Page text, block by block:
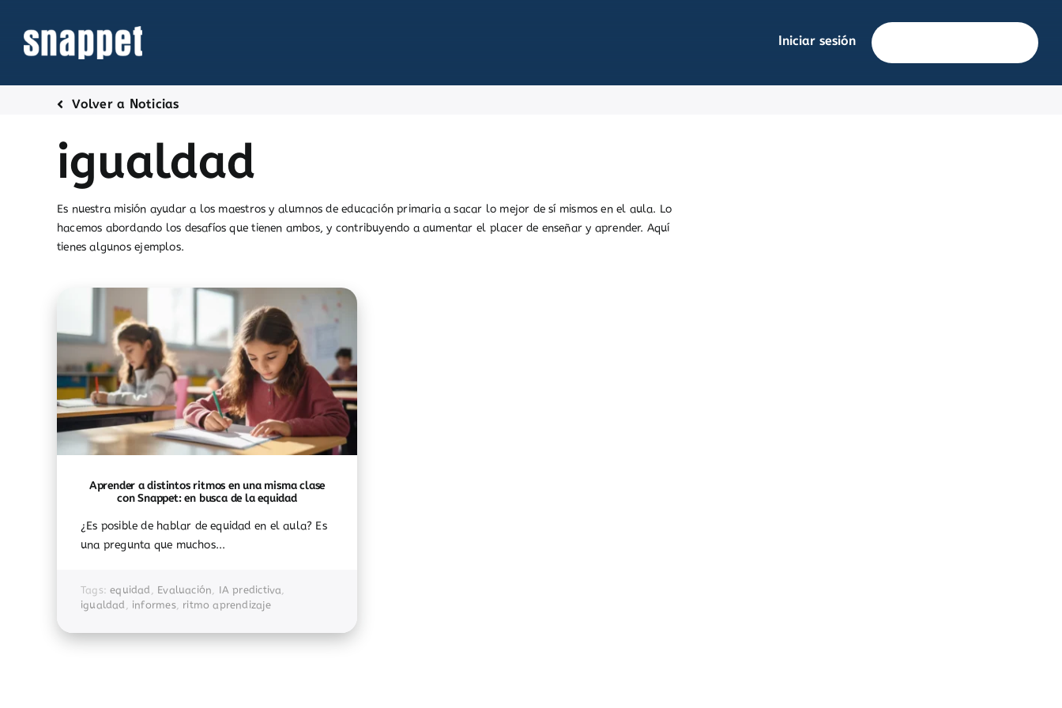
contenido
Iniciar sesión
Volver a Noticias
igualdad
Es nuestra misión ayudar a los maestros y alumnos de educación primaria a sacar lo mejor de sí mismos en el aula. Lo
hacemos abordando los desafíos que tienen ambos, y contribuyendo a aumentar el placer de enseñar y aprender. Aquí
tienes algunos ejemplos.
Aprender a distintos ritmos en una misma clase
con Snappet: en busca de la equidad
¿Es posible de hablar de equidad en el aula? Es
una pregunta que muchos...
Tags:equidad, Evaluación, IA predictiva,
igualdad, informes, ritmo aprendizaje